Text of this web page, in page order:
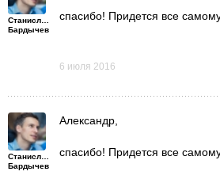
Станислав
Бардычев
спасибо! Придется все
6 июля 2016
Станислав
Бардычев
Александр,
спасибо! Придется все